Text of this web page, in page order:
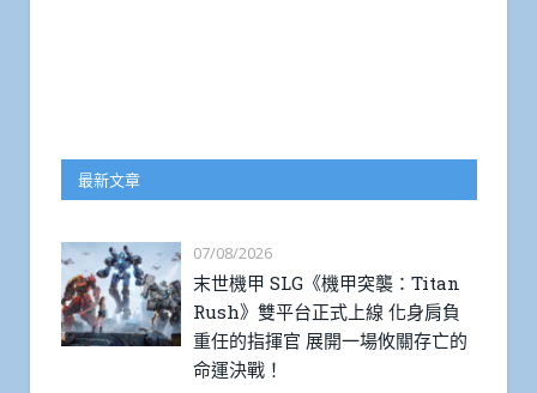
最新文章
07/08/2026
末世機甲 SLG《機甲突襲：Titan
Rush》雙平台正式上線 化身肩負
重任的指揮官 展開一場攸關存亡的
命運決戰！